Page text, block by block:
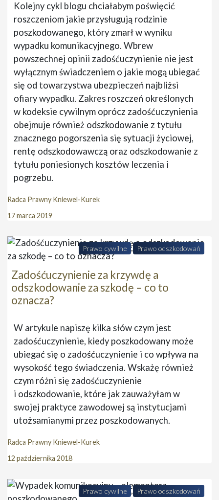
Kolejny cykl blogu chciałabym poświęcić
roszczeniom jakie przysługują rodzinie
poszkodowanego, który zmarł w wyniku
wypadku komunikacyjnego. Wbrew
powszechnej opinii zadośćuczynienie nie jest
wyłącznym świadczeniem o jakie mogą ubiegać
się od towarzystwa ubezpieczeń najbliżsi
ofiary wypadku. Zakres roszczeń określonych
w kodeksie cywilnym oprócz zadośćuczynienia
obejmuje również odszkodowanie z tytułu
znacznego pogorszenia się sytuacji życiowej,
rentę odszkodowawczą oraz odszkodowanie z
tytułu poniesionych kosztów leczenia i
pogrzebu.
Radca Prawny Kniewel-Kurek
17 marca 2019
Prawo cywilne , Prawo odszkodowań
Zadośćuczynienie za krzywdę a
odszkodowanie za szkodę – co to
oznacza?
W artykule napiszę kilka słów czym jest
zadośćuczynienie, kiedy poszkodowany może
ubiegać się o zadośćuczynienie i co wpływa na
wysokość tego świadczenia. Wskażę również
czym różni się zadośćuczynienie
i odszkodowanie, które jak zauważyłam w
swojej praktyce zawodowej są instytucjami
utożsamianymi przez poszkodowanych.
Radca Prawny Kniewel-Kurek
12 października 2018
Prawo cywilne , Prawo odszkodowań